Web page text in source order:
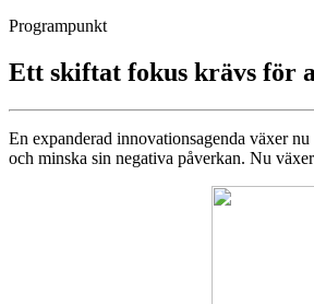
Programpunkt
Ett skiftat fokus krävs för
En expanderad innovationsagenda växer
och minska sin negativa påverkan. Nu